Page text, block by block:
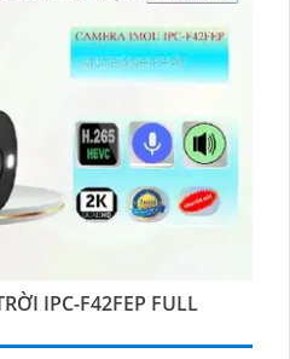
IPC-F42FEP FULL